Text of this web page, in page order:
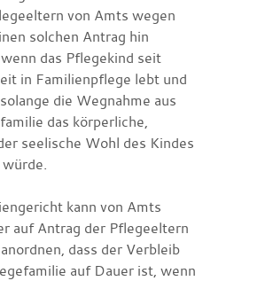
von Amts wegen
solchen Antrag hin
das Pflegekind seit
in Familienpflege lebt und
die Wegnahme aus
das körperliche,
seelische Wohl des Kindes
kann von Amts
auf Antrag der Pflegeeltern
dass der Verbleib
auf Dauer ist, wenn